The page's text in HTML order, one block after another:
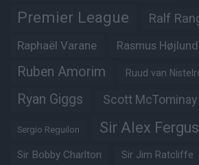
Premier League Ralf
Raphaël Varane Rasmus Højlund
Ruben Amorim Ruud van
Ryan Giggs Scott McTominay
Sergio Reguilon Sir Alex
Sir Bobby Charlton Sir Jim Ratcliffe